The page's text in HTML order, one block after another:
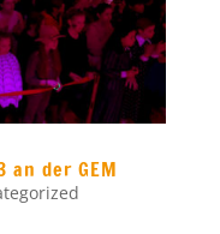
es endlich
hat
und voller
und